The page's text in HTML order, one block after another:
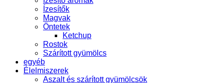
Ízesítők
Magvak
Öntetek
Ketchup
Rostok
Szárított gyümölcs
egyéb
Élelmiszerek
Aszalt és szárított gyümölcsök